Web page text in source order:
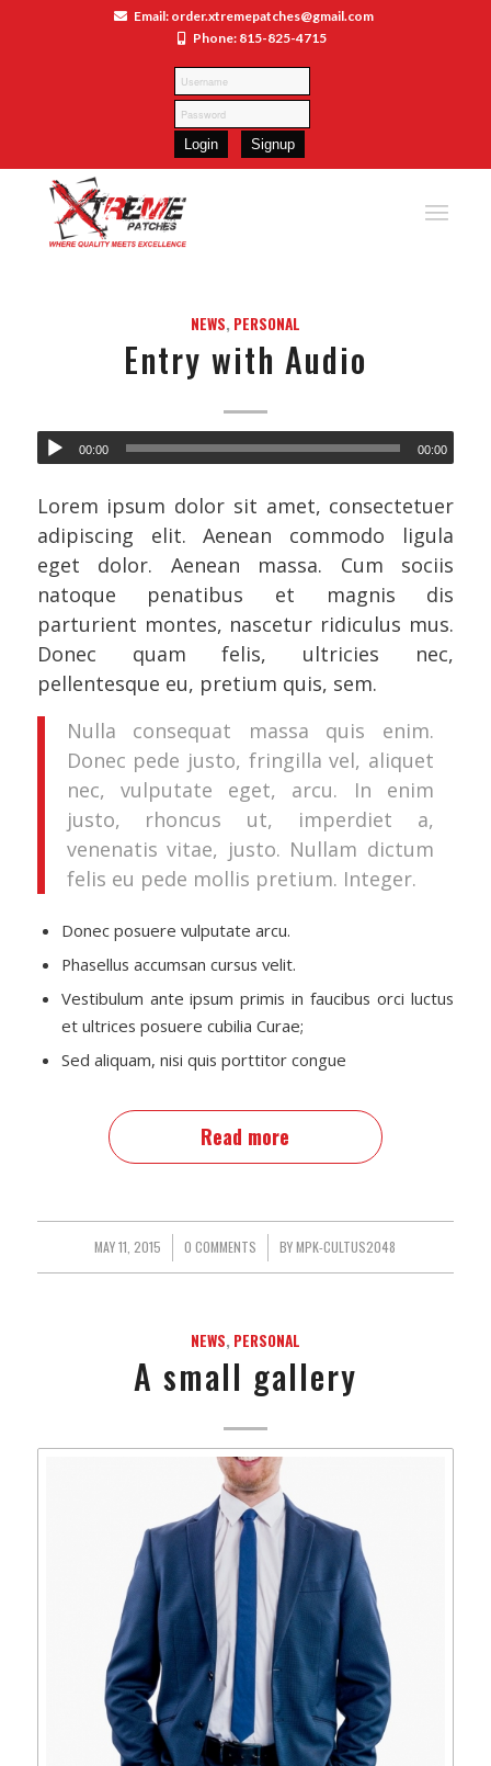
Email: order.xtremepatches@gmail.com
Phone: 815-825-4715
NEWS, PERSONAL
Entry with Audio
00:00 00:00
Lorem ipsum dolor sit amet, consectetuer
adipiscing elit. Aenean commodo ligula
eget dolor. Aenean massa. Cum sociis
natoque penatibus et magnis dis
parturient montes, nascetur ridiculus mus.
Donec quam felis, ultricies nec,
pellentesque eu, pretium quis, sem.
Nulla consequat massa quis enim.
Donec pede justo, fringilla vel, aliquet
nec, vulputate eget, arcu. In enim
justo, rhoncus ut, imperdiet a,
venenatis vitae, justo. Nullam dictum
felis eu pede mollis pretium. Integer.
Donec posuere vulputate arcu.
Phasellus accumsan cursus velit.
Vestibulum ante ipsum primis in faucibus orci luctus
et ultrices posuere cubilia Curae;
Sed aliquam, nisi quis porttitor congue
Read more
MAY 11, 2015
/ 0 COMMENTS
/ BYMPK-CULTUS2048
NEWS, PERSONAL
A small gallery